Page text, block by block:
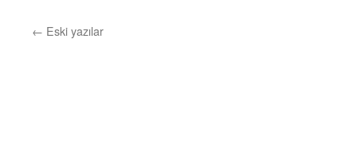
← Eski yazılar